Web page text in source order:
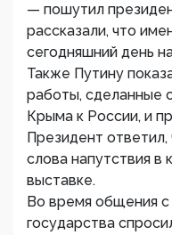
— пошутил
рассказали, что
сегодняшний день
Также Путину
работы, сделанные
Крыма к России, и
Президент ответил,
слова напутствия в
выставке.
Во время общения с
государства